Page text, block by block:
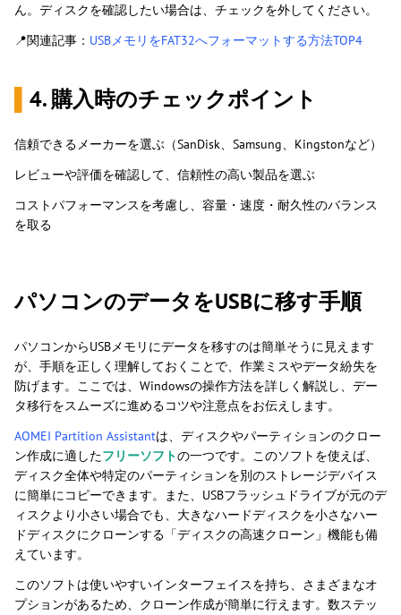
ん。ディスクを確認したい場合は、チェックを外してください。
📍関連記事： USBメモリをFAT32へフォーマットする方法TOP4
4. 購入時のチェックポイント
信頼できるメーカーを選ぶ（SanDisk、Samsung、Kingstonなど）
レビューや評価を確認して、信頼性の高い製品を選ぶ
コストパフォーマンスを考慮し、容量・速度・耐久性のバランス
を取る
パソコンのデータをUSBに移す手順
パソコンからUSBメモリにデータを移すのは簡単そうに見えます
が、手順を正しく理解しておくことで、作業ミスやデータ紛失を
防げます。ここでは、Windowsの操作方法を詳しく解説し、デー
タ移行をスムーズに進めるコツや注意点をお伝えします。
AOMEI Partition Assistantは、ディスクやパーティションのクロー
ン作成に適したフリーソフトの一つです。このソフトを使えば、
ディスク全体や特定のパーティションを別のストレージデバイス
に簡単にコピーできます。また、USBフラッシュドライブが元のデ
ィスクより小さい場合でも、大きなハードディスクを小さなハー
ドディスクにクローンする「ディスクの高速クローン」機能も備
えています。
このソフトは使いやすいインターフェイスを持ち、さまざまなオ
プションがあるため、クローン作成が簡単に行えます。数ステッ